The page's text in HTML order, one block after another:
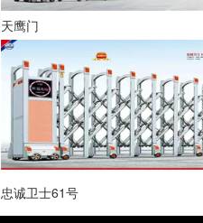
天鹰门
忠诚卫士61号